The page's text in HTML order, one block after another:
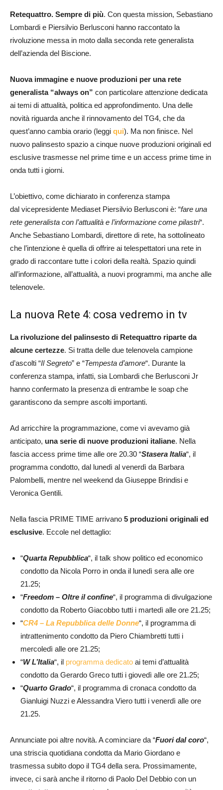
Retequattro. Sempre di più. Con questa mission, Sebastiano
Lombardi e Piersilvio Berlusconi hanno raccontato la
rivoluzione messa in moto dalla seconda rete generalista
dell’azienda del Biscione.
Nuova immagine e nuove produzioni per una rete
generalista “always on” con particolare attenzione dedicata
ai temi di attualità, politica ed approfondimento. Una delle
novità riguarda anche il rinnovamento del TG4, che da
quest’anno cambia orario (leggi qui). Ma non finisce. Nel
nuovo palinsesto spazio a cinque nuove produzioni originali ed
esclusive trasmesse nel prime time e un access prime time in
onda tutti i giorni.
L’obiettivo, come dichiarato in conferenza stampa
dal vicepresidente Mediaset Piersilvio Berlusconi è: “fare una
rete generalista con l’attualità e l’informazione come pilastri“.
Anche Sebastiano Lombardi, direttore di rete, ha sottolineato
che l’intenzione è quella di offrire ai telespettatori una rete in
grado di raccontare tutte i colori della realtà. Spazio quindi
all’informazione, all’attualità, a nuovi programmi, ma anche alle
telenovele.
La nuova Rete 4: cosa vedremo in tv
La rivoluzione del palinsesto di Retequattro riparte da
alcune certezze. Si tratta delle due telenovela campione
d’ascolti “Il Segreto” e “Tempesta d’amore“. Durante la
conferenza stampa, infatti, sia Lombardi che Berlusconi Jr
hanno confermato la presenza di entrambe le soap che
garantiscono da sempre ascolti importanti.
Ad arricchire la programmazione, come vi avevamo già
anticipato, una serie di nuove produzioni italiane. Nella
fascia access prime time alle ore 20.30 “Stasera Italia“, il
programma condotto, dal lunedì al venerdì da Barbara
Palombelli, mentre nel weekend da Giuseppe Brindisi e
Veronica Gentili.
Nella fascia PRIME TIME arrivano 5 produzioni originali ed
esclusive. Eccole nel dettaglio:
“Quarta Repubblica“, il talk show politico ed economico
condotto da Nicola Porro in onda il lunedì sera alle ore
21.25;
“Freedom – Oltre il confine“, il programma di divulgazione
condotto da Roberto Giacobbo tutti i martedì alle ore 21.25;
“CR4 – La Repubblica delle Donne“, il programma di
intrattenimento condotto da Piero Chiambretti tutti i
mercoledì alle ore 21.25;
“W L’Italia“, il programma dedicato ai temi d’attualità
condotto da Gerardo Greco tutti i giovedì alle ore 21.25;
“Quarto Grado“, il programma di cronaca condotto da
Gianluigi Nuzzi e Alessandra Viero tutti i venerdì alle ore
21.25.
Annunciate poi altre novità. A cominciare da “Fuori dal coro“,
una striscia quotidiana condotta da Mario Giordano e
trasmessa subito dopo il TG4 della sera. Prossimamente,
invece, ci sarà anche il ritorno di Paolo Del Debbio con un